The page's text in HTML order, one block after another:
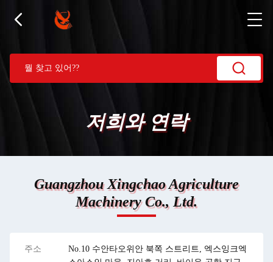
저희와 연락
Guangzhou Xingchao Agriculture
Machinery Co., Ltd.
주소
No.10 수안타오위안 북쪽 스트리트, 엑스잉크엑